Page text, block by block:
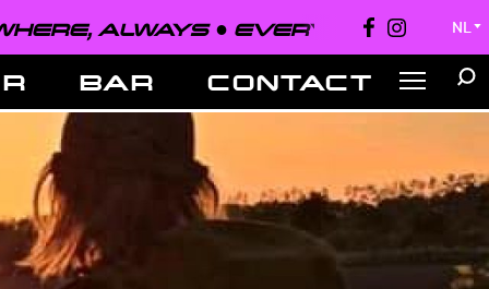
ALWAYS ● EVERYONE, NL ▼
BAR CONTACT